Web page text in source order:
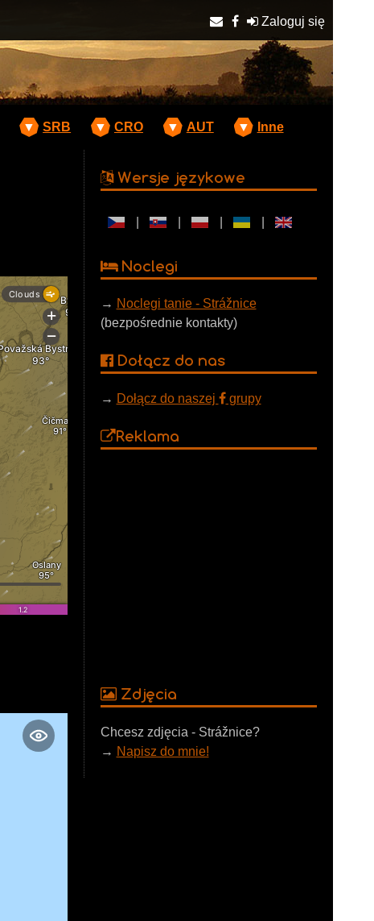
Zaloguj się
▼ SRB ▼ CRO ▼ AUT ▼ Inne
Wersje językowe
Noclegi
→ Noclegi tanie - Strážnice
(bezpośrednie kontakty)
Dołącz do nas
→ Dołącz do naszej grupy
Reklama
Zdjęcia
Chcesz zdjęcia - Strážnice?
→ Napisz do mnie!